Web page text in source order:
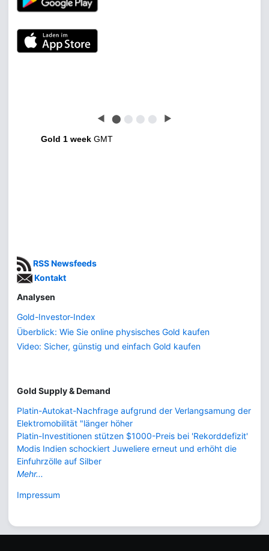
◀ ⬤ ⬤ ⬤ ⬤ ▶
Gold 1 week GMT
RSS Newsfeeds
Kontakt
Analysen
Gold-Investor-Index
Überblick: Wie Sie online physisches Gold kaufen
Video: Sicher, günstig und einfach Gold kaufen
Gold Supply & Demand
Platin-Autokat-Nachfrage aufgrund der Verlangsamung der
Elektromobilität "länger höher
Platin-Investitionen stützen $1000-Preis bei 'Rekorddefizit'
Modis Indien schockiert Juweliere erneut und erhöht die
Einfuhrzölle auf Silber
Mehr...
Impressum